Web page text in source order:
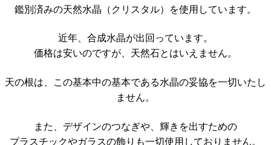
鑑別済みの天然水晶（クリスタル）を使用しています。
近年、合成水晶が出回っています。
価格は安いのですが、天然石とはいえません。
天の根は、この基本中の基本である水晶の妥協を一切いたし
ません。
また、デザインのつなぎや、輝きを出すための
プラスチックやガラスの飾りも一切使用しておりません。